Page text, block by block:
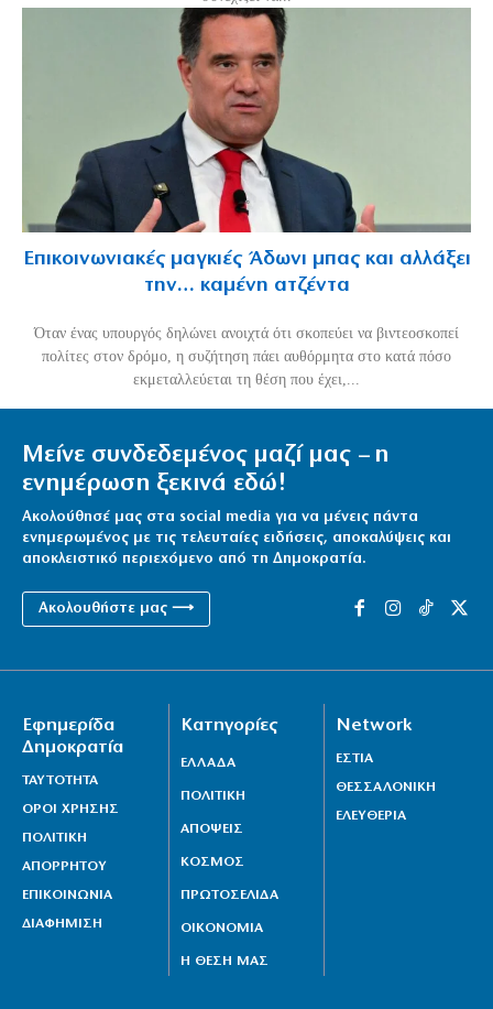
Επικοινωνιακές μαγκιές Άδωνι μπας και αλλάξει
την… καμένη ατζέντα
Όταν ένας υπουργός δηλώνει ανοιχτά ότι σκοπεύει να βιντεοσκοπεί
πολίτες στον δρόμο, η συζήτηση πάει αυθόρμητα στο κατά πόσο
εκμεταλλεύεται τη θέση που έχει,...
Μείνε συνδεδεμένος μαζί μας – η
ενημέρωση ξεκινά εδώ!
Ακολούθησέ μας στα social media για να μένεις πάντα
ενημερωμένος με τις τελευταίες ειδήσεις, αποκαλύψεις και
αποκλειστικό περιεχόμενο από τη Δημοκρατία.
Ακολουθήστε μας ⟶
Εφημερίδα
Δημοκρατία
ΤΑΥΤΟΤΗΤΑ
ΟΡΟΙ ΧΡΗΣΗΣ
ΠΟΛΙΤΙΚΗ
ΑΠΟΡΡΗΤΟΥ
ΕΠΙΚΟΙΝΩΝΙΑ
ΔΙΑΦΗΜΙΣΗ
Κατηγορίες
ΕΛΛΑΔΑ
ΠΟΛΙΤΙΚΗ
ΑΠΟΨΕΙΣ
ΚΟΣΜΟΣ
ΠΡΩΤΟΣΕΛΙΔΑ
ΟΙΚΟΝΟΜΙΑ
Η ΘΕΣΗ ΜΑΣ
Network
ΕΣΤΙΑ
ΘΕΣΣΑΛΟΝΙΚΗ
ΕΛΕΥΘΕΡΙΑ